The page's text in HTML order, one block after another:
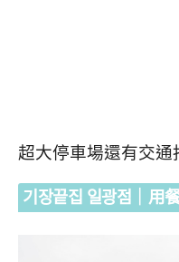
超大停車場還有交通
기장끝집 일광점｜用